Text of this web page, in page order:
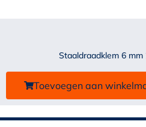
Staaldraadklem 6
Toevoegen aan